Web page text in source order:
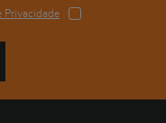
Privacidade